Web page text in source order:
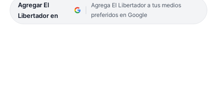
Agregar El
Libertador en
Agrega El Libertador a tus medios
preferidos en Google